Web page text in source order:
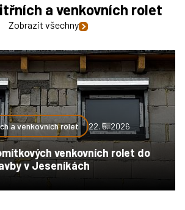
a venkovních rolet
Zobrazit všechny
a venkovních rolet 22. 5. 2026
venkovních rolet do
v Jeseníkách